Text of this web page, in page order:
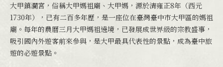
大甲鎮瀾宮，俗稱大甲媽祖廟、大甲媽，源於清雍正8年（西元
1730年），已有二百多年歷，是一座位在臺灣臺中市大甲區的媽祖
廟。每年的農曆三月大甲媽祖遶境，已發展成世界級的宗教盛事，
吸引國內外遊客前來參與，是大甲最具代表性的景點，成為臺中旅
遊的必遊景點。